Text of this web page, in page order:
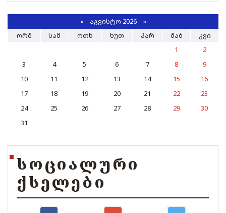
«ᲐᲒᲕᲘᲡᲢᲝ 2026 »
ᲝᲠᲨ
ᲡᲐᲛ ᲝᲗᲮ ᲮᲣᲗ ᲞᲐᲠ ᲨᲐᲑ
ᲙᲕᲘ
1
2
3
4 5 6 7 8
9
10
11 12 13 14 15
16
17
18 19 20 21 22
23
24
25 26 27 28 29
30
31
ᲡᲝᲪᲘᲐᲚᲣᲠᲘ
ᲥᲡᲔᲚᲔᲑᲘ